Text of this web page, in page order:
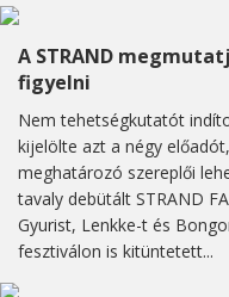
A STRAND
figyelni
Nem tehetségkutatót
kijelölte azt a négy
meghatározó szereplői
tavaly debütált STRAND
Gyurist, Lenkke-t és
fesztiválon is kitüntetett...